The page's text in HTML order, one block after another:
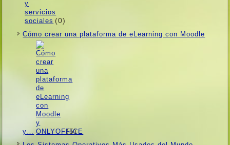
(0)
Cómo crear una plataforma de eLearning con Moodle
y… (5)